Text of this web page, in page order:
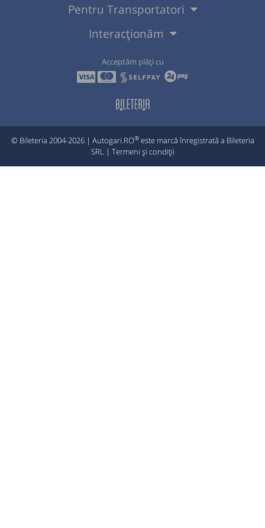
Pentru Transportatori
Interacționăm
Acceptăm plăți cu
© Bileteria 2004-2026 | Autogari.RO®este marcă înregistrată a Bileteria
SRL | Termeni și condiții